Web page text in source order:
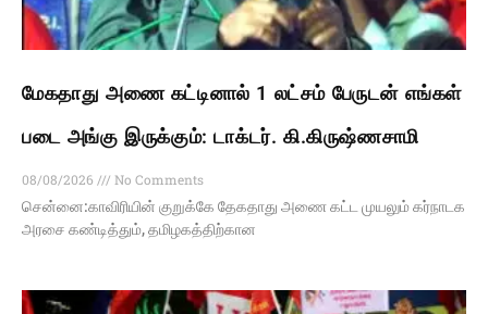
மேகதாது அணை கட்டினால் 1 லட்சம் பேருடன் எங்கள்
படை அங்கு இருக்கும்: டாக்டர். கி.கிருஷ்ணசாமி
08/08/2026
No Comments
சென்னை:காவிரியின் குறுக்கே தேகதாது அணை கட்ட முயலும் கர்நாடக
அரசை கண்டித்தும், தமிழகத்திற்கான